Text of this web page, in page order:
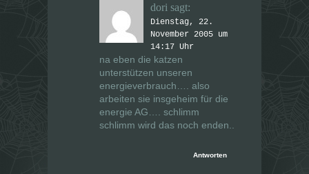
dori sagt:
Dienstag, 22.
November 2005 um
14:17 Uhr
na eben die katzen
unterstützen unseren
energieverbrauch…. also
arbeiten sie insgeheim für die
energie AG…. schlimm
schlimm wird das noch enden..
Antworten